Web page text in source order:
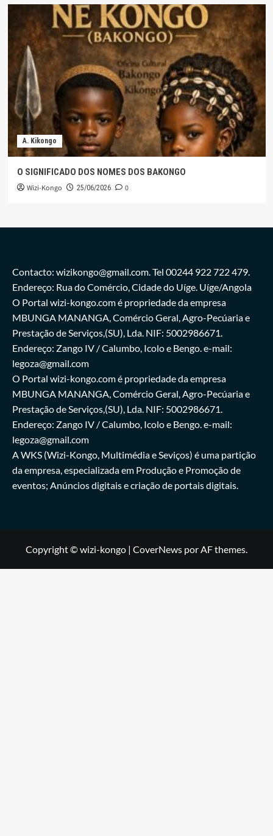
A. Kikongo
O SIGNIFICADO DOS NOMES DOS BAKONGO
Wizi-Kongo 25/06/2026 0
Contacto: wizikongo@gmail.com. Tel 00244 922 722 479.
Endereço: Rua do Comércio, Cidade do Uíge. Uíge/Angola
O Portal wizi-kongo.com é propriedade da empresa
MBUNGA MANANGA, Comércio Geral, Agro-Pecúaria e
Prestação de Serviços,(SU), Lda. NIF: 5002986671.
Endereço: Zango IV / Calumbo, Icolo e Bengo. e-mail:
legoza@gmail.com
O Portal wizi-kongo.com é propriedade da empresa
MBUNGA MANANGA, Comércio Geral, Agro-Pecúaria e
Prestação de Serviços,(SU), Lda. NIF: 5002986671.
Endereço: Zango IV / Calumbo, Icolo e Bengo. e-mail:
legoza@gmail.com
A WKS (Wizi-Kongo, Multimédia e Seviços) é uma partição
da empresa, especializada em Produção e Promoção de
eventos; Anúncios digitais e criação de portais digitais.
Copyright © wizi-kongo | CoverNews por AF themes.